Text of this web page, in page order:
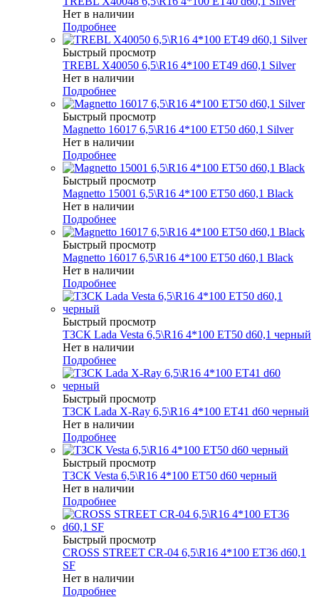
Нет в наличии
Подробнее
Быстрый просмотр
TREBL X40050 6,5\R16 4*100 ET49 d60,1 Silver
Нет в наличии
Подробнее
Быстрый просмотр
Magnetto 16017 6,5\R16 4*100 ET50 d60,1 Silver
Нет в наличии
Подробнее
Быстрый просмотр
Magnetto 15001 6,5\R16 4*100 ET50 d60,1 Black
Нет в наличии
Подробнее
Быстрый просмотр
Magnetto 16017 6,5\R16 4*100 ET50 d60,1 Black
Нет в наличии
Подробнее
Быстрый просмотр
ТЗСК Lada Vesta 6,5\R16 4*100 ET50 d60,1 черный
Нет в наличии
Подробнее
Быстрый просмотр
ТЗСК Lada X-Ray 6,5\R16 4*100 ET41 d60 черный
Нет в наличии
Подробнее
Быстрый просмотр
ТЗСК Vesta 6,5\R16 4*100 ET50 d60 черный
Нет в наличии
Подробнее
Быстрый просмотр
CROSS STREET CR-04 6,5\R16 4*100 ET36 d60,1
SF
Нет в наличии
Подробнее